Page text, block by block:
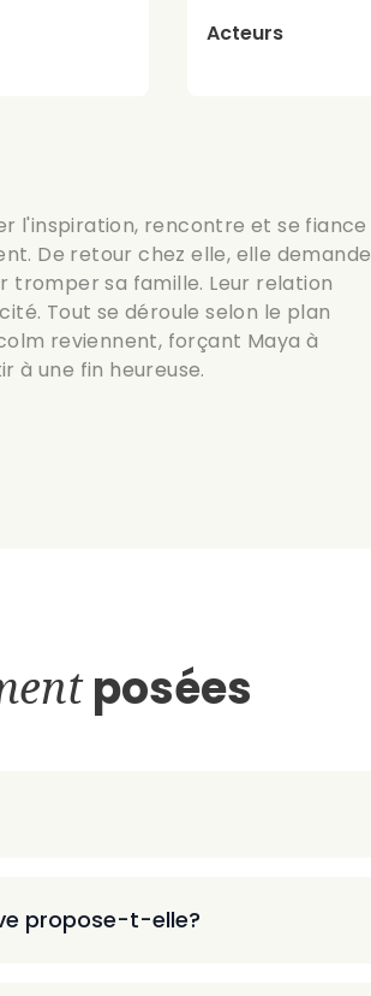
Acteurs
l'inspiration, rencontre et se fiance
De retour chez elle, elle demande
tromper sa famille. Leur relation
Tout se déroule selon le plan
reviennent, forçant Maya à
à une fin heureuse.
posées
propose-t-elle?